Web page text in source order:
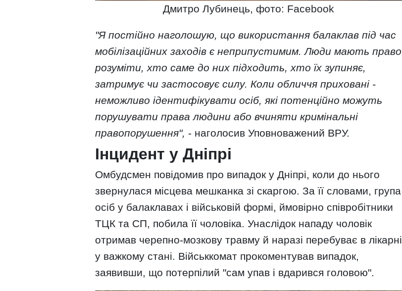
Дмитро Лубинець, фото: Facebook
"Я постійно наголошую, що використання балаклав під час
мобілізаційних заходів є неприпустимим. Люди мають право
розуміти, хто саме до них підходить, хто їх зупиняє,
затримує чи застосовує силу. Коли обличчя приховані -
неможливо ідентифікувати осіб, які потенційно можуть
порушувати права людини або вчиняти кримінальні
правопорушення", - наголосив Уповноважений ВРУ.
Інцидент у Дніпрі
Омбудсмен повідомив про випадок у Дніпрі, коли до нього
звернулася місцева мешканка зі скаргою. За її словами, група
осіб у балаклавах і військовій формі, ймовірно співробітники
ТЦК та СП, побила її чоловіка. Унаслідок нападу чоловік
отримав черепно-мозкову травму й наразі перебуває в лікарні
у важкому стані. Військкомат прокоментував випадок,
заявивши, що потерпілий "сам упав і вдарився головою".